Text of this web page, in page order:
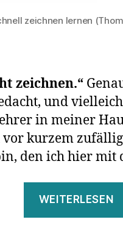
zeichnen lernen
zeichnen.“
und
in meiner
vor kurzem
den ich hier mit
WEITERLESEN